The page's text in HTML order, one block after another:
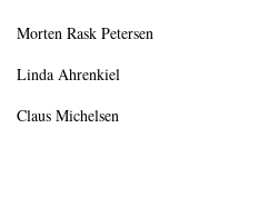
Morten Rask Petersen
Linda Ahrenkiel
Claus Michelsen